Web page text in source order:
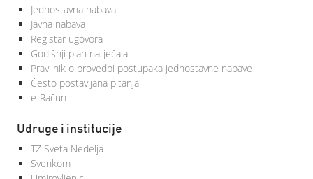
Jednostavna nabava
Javna nabava
Registar ugovora
Godišnji plan natječaja
Pravilnik o provedbi postupaka jednostavne nabave
Često postavljana pitanja
e-Račun
Udruge i institucije
TZ Sveta Nedelja
Svenkom